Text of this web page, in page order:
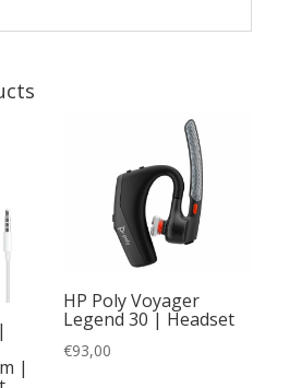
|
HP Poly Voyager
Legend 30 | Headset
€93,00